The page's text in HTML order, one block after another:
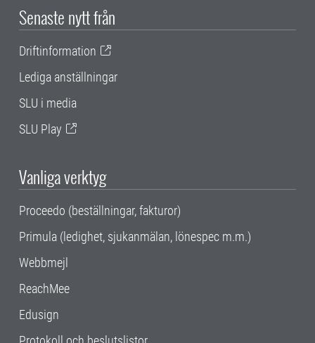
Senaste nytt från
Driftinformation
Lediga anställningar
SLU i media
SLU Play
Vanliga verktyg
Proceedo (beställningar, fakturor)
Primula (ledighet, sjukanmälan, lönespec m.m.)
Webbmejl
ReachMee
Edusign